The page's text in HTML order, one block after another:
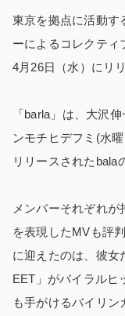
東京を拠点に活動す
ーによるコレクティ
4月26日（水）にリ
「barla」は、大沢
ンモチヒデフミ(水
リリースされたbala
メンバーそれぞれが
を表現したMVも評
に迎えたのは、彼女
EET」がバイラルヒ
も手がけるバイリ